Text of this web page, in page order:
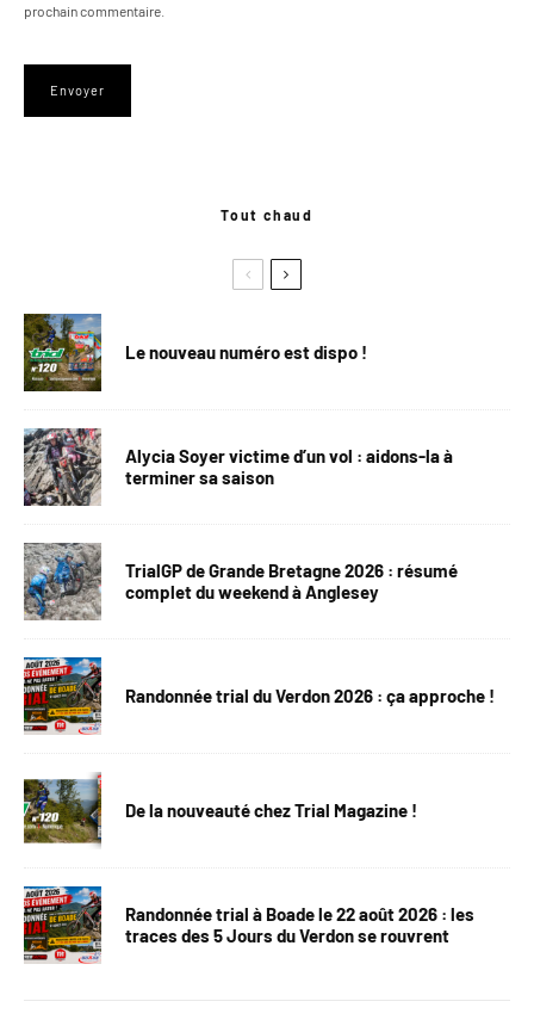
prochain commentaire.
Tout chaud
Le nouveau numéro est dispo !
Alycia Soyer victime d’un vol : aidons-la à
terminer sa saison
TrialGP de Grande Bretagne 2026 : résumé
complet du weekend à Anglesey
Randonnée trial du Verdon 2026 : ça approche !
De la nouveauté chez Trial Magazine !
Randonnée trial à Boade le 22 août 2026 : les
traces des 5 Jours du Verdon se rouvrent